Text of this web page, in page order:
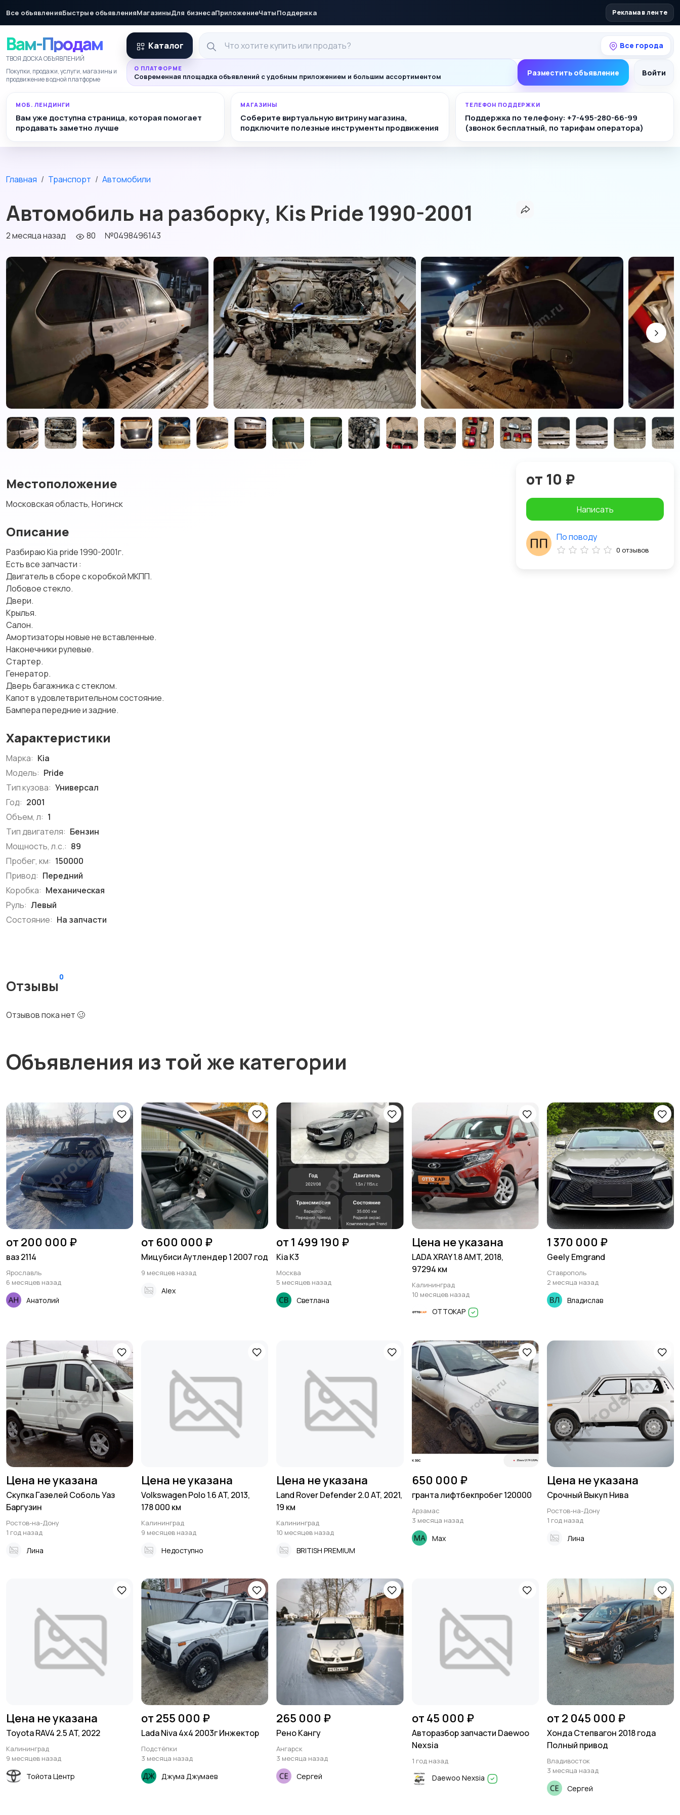
Все объявленияБыстрые объявленияМагазиныДля бизнесаПриложениеЧатыПоддержка Реклама в ленте
Вам-Продам
ТВОЯ ДОСКА ОБЪЯВЛЕНИЙ
Покупки, продажи, услуги, магазины и
продвижение в одной платформе
Каталог Все города
О ПЛАТФОРМЕ
Современная площадка объявлений с удобным приложением и большим ассортиментом Разместить объявление Войти
МОБ. ЛЕНДИНГИ
Вам уже доступна страница, которая помогает
продавать заметно лучше
МАГАЗИНЫ
Соберите виртуальную витрину магазина,
подключите полезные инструменты продвижения
ТЕЛЕФОН ПОДДЕРЖКИ
Поддержка по телефону: +7-495-280-66-99
(звонок бесплатный, по тарифам оператора)
Главная Транспорт Автомобили
Автомобиль на разборку, Kis Pride 1990-2001
2 месяца назад 80 №0498496143
Местоположение
Московская область, Ногинск
Описание
Разбираю Kia pride 1990-2001г.
Есть все запчасти :
Двигатель в сборе с коробкой МКПП.
Лобовое стекло.
Двери.
Крылья.
Салон.
Амортизаторы новые не вставленные.
Наконечники рулевые.
Стартер.
Генератор.
Дверь багажника с стеклом.
Капот в удовлетврительном состояние.
Бампера передние и задние.
Характеристики
Марка: Kia
Модель: Pride
Тип кузова: Универсал
Год: 2001
Объем, л: 1
Тип двигателя: Бензин
Мощность, л.с.: 89
Пробег, км: 150000
Привод: Передний
Коробка: Механическая
Руль: Левый
Состояние: На запчасти
Отзывы
0
Отзывов пока нет 🥴
от 10 ₽
Написать
По поводу
0 отзывов
Объявления из той же категории
от 200 000 ₽
ваз 2114
Ярославль
6 месяцев назад
Анатолий
от 600 000 ₽
Мицубиси Аутлендер 1 2007 год
9 месяцев назад
Alex
от 1 499 190 ₽
Kia K3
Москва
5 месяцев назад
Светлана
Цена не указана
LADA XRAY 1.8 AMT, 2018,
97294 км
Калининград
10 месяцев назад
ОТТОКАР
1 370 000 ₽
Geely Emgrand
Ставрополь
2 месяца назад
Владислав
Цена не указана
Скупка Газелей Соболь Уаз
Баргузин
Ростов-на-Дону
1 год назад
Лина
Цена не указана
Volkswagen Polo 1.6 AT, 2013,
178 000 км
Калининград
9 месяцев назад
Недоступно
Цена не указана
Land Rover Defender 2.0 AT, 2021,
19 км
Калининград
10 месяцев назад
BRITISH PREMIUM
650 000 ₽
гранта лифтбекпробег 120000
Арзамас
3 месяца назад
Max
Цена не указана
Срочный Выкуп Нива
Ростов-на-Дону
1 год назад
Лина
Цена не указана
Toyota RAV4 2.5 AT, 2022
Калининград
9 месяцев назад
Тойота Центр
от 255 000 ₽
Lada Niva 4x4 2003г Инжектор
Подстёпки
3 месяца назад
Джума Джумаев
265 000 ₽
Рено Кангу
Ангарск
3 месяца назад
Сергей
от 45 000 ₽
Авторазбор запчасти Daewoo
Nexsia
1 год назад
Daewoo Nexsia
от 2 045 000 ₽
Хонда Степвагон 2018 года
Полный привод
Владивосток
3 месяца назад
Сергей